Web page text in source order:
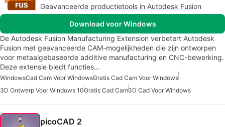
Geavanceerde productietools in Autodesk Fusion
Download voor Windows
De Autodesk Fusion Manufacturing Extension verbetert Autodesk
Fusion met geavanceerde CAM-mogelijkheden die zijn ontworpen
voor metaalgebaseerde additive manufacturing en CNC-bewerking.
Deze extensie biedt functies…
WindowsCad Cam Voor WindowsGratis Cad Cam Voor Windows
3D Ontwerp Voor Windows 10Gratis Cad Cam3D Cad Voor Windows
picoCAD 2